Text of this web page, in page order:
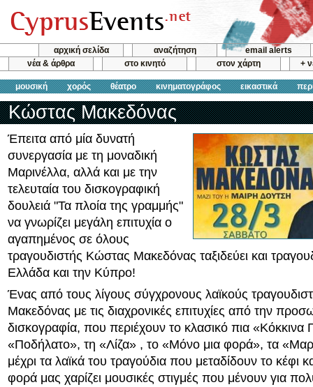
αρχική σελίδα αναζήτηση
email alerts
νέα & άρθρα
στο κινητό στον χάρτη +
μουσική χορός θέατρο κινηματογράφος εικαστικά
Κώστας Μακεδόνας
Έπειτα από μία δυνατή
συνεργασία με τη μοναδική
Μαρινέλλα, αλλά και με την
τελευταία του δισκογραφική
δουλειά "Τα πλοία της γραμμής"
να γνωρίζει μεγάλη επιτυχία ο
αγαπημένος σε όλους
τραγουδιστής Κώστας Μακεδόνας ταξιδεύει και
Ελλάδα και την Κύπρο!
Ένας από τους λίγους σύγχρονους λαϊκούς
Μακεδόνας με τις διαχρονικές επιτυχίες από την
δισκογραφία, που περιέχουν το κλασικό πια «Κόκκινα
«Ποδήλατο», τη «Λίζα» , το «Μόνο μια φορά», τα
μέχρι τα λαϊκά του τραγούδια που μεταδίδουν το κέφι
φορά μας χαρίζει μουσικές στιγμές που μένουν για